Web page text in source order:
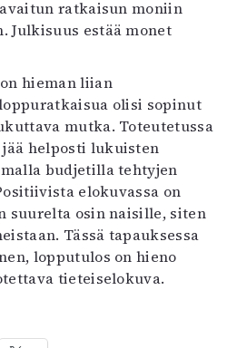
ratkaisun moniin
Julkisuus estää monet
hieman liian
olisi sopinut
mutka. Toteutetussa
jää helposti lukuisten
budjetilla tehtyjen
elokuvassa on
suurelta osin naisille, siten
Tässä tapauksessa
lopputulos on hieno
tieteiselokuva.